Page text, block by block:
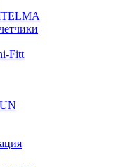
Fitt